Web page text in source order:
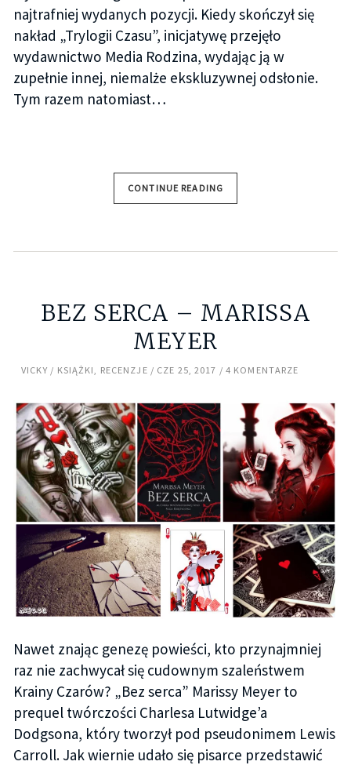
najtrafniej wydanych pozycji. Kiedy skończył się
nakład „Trylogii Czasu”, inicjatywę przejęło
wydawnictwo Media Rodzina, wydając ją w
zupełnie innej, niemalże ekskluzywnej odsłonie.
Tym razem natomiast…
CONTINUE READING
BEZ SERCA – MARISSA
MEYER
VICKY KSIĄŻKI, RECENZJE CZE 25, 2017 4 KOMENTARZE
Nawet znając genezę powieści, kto przynajmniej
raz nie zachwycał się cudownym szaleństwem
Krainy Czarów? „Bez serca” Marissy Meyer to
prequel twórczości Charlesa Lutwidge’a
Dodgsona, który tworzył pod pseudonimem Lewis
Carroll. Jak wiernie udało się pisarce przedstawić